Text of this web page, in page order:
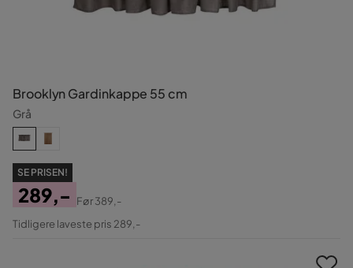
Brooklyn Gardinkappe 55 cm
Grå
SE PRISEN!
Pris
289,-
Original
Før389,-
Tidligere laveste pris 289,-